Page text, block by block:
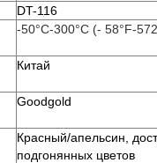
DT-116
-50°C-300°C (- 58°F-
Китай
Goodgold
Красный/апельсин,
подгонянных цветов